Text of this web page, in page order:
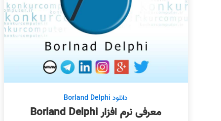
دانلود Borland Delphi
معرفی نرم افزار Borland Delphi